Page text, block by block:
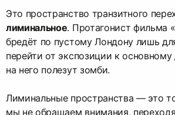
Это пространство транзитного
лиминальное. Протагонист фильма
бредёт по пустому Лондону лишь
перейти от экспозиции к
на него полезут зомби.
Лиминальные пространства — это
мы не обращаем внимания,